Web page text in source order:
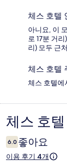
체스 호텔
아니요, 이
로 17분 거
리) 모두 근
체스 호텔
체스 호텔에
이
용
후
체스 호
6.0 좋아요
이용 후기 4개